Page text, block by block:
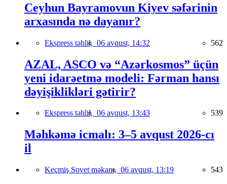
Ceyhun Bayramovun Kiyev səfərinin
arxasında nə dayanır?
Ekspress təhlil, 06 avqust, 14:32 562
AZAL, ASCO və “Azərkosmos” üçün
yeni idarəetmə modeli: Fərman hansı
dəyişiklikləri gətirir?
Ekspress təhlil, 06 avqust, 13:43 539
Məhkəmə icmalı: 3–5 avqust 2026-cı
il
Keçmiş Sovet məkanı, 06 avqust, 13:19 543